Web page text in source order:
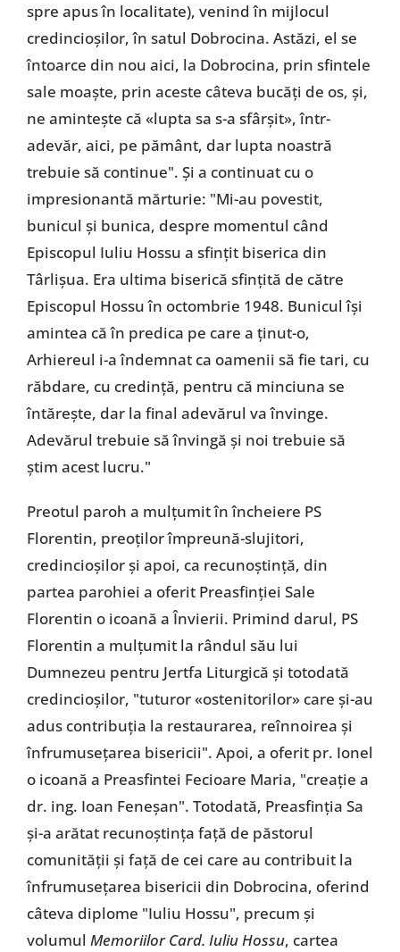
spre apus în localitate), venind în mijlocul
credincioșilor, în satul Dobrocina. Astăzi, el se
întoarce din nou aici, la Dobrocina, prin sfintele
sale moaște, prin aceste câteva bucăți de os, și,
ne amintește că «lupta sa s-a sfârșit», într-
adevăr, aici, pe pământ, dar lupta noastră
trebuie să continue". Și a continuat cu o
impresionantă mărturie: "Mi-au povestit,
bunicul și bunica, despre momentul când
Episcopul Iuliu Hossu a sfințit biserica din
Târlișua. Era ultima biserică sfințită de către
Episcopul Hossu în octombrie 1948. Bunicul își
amintea că în predica pe care a ținut-o,
Arhiereul i-a îndemnat ca oamenii să fie tari, cu
răbdare, cu credință, pentru că minciuna se
întărește, dar la final adevărul va învinge.
Adevărul trebuie să învingă și noi trebuie să
știm acest lucru."
Preotul paroh a mulțumit în încheiere PS
Florentin, preoților împreună-slujitori,
credincioșilor și apoi, ca recunoștință, din
partea parohiei a oferit Preasfinției Sale
Florentin o icoană a Învierii. Primind darul, PS
Florentin a mulțumit la rândul său lui
Dumnezeu pentru Jertfa Liturgică și totodată
credincioșilor, "tuturor «ostenitorilor» care și-au
adus contribuția la restaurarea, reînnoirea și
înfrumusețarea bisericii". Apoi, a oferit pr. Ionel
o icoană a Preasfintei Fecioare Maria, "creație a
dr. ing. Ioan Feneșan". Totodată, Preasfinția Sa
și-a arătat recunoștința față de păstorul
comunității și față de cei care au contribuit la
înfrumusețarea bisericii din Dobrocina, oferind
câteva diplome "Iuliu Hossu", precum și
volumul Memoriilor Card. Iuliu Hossu, cartea